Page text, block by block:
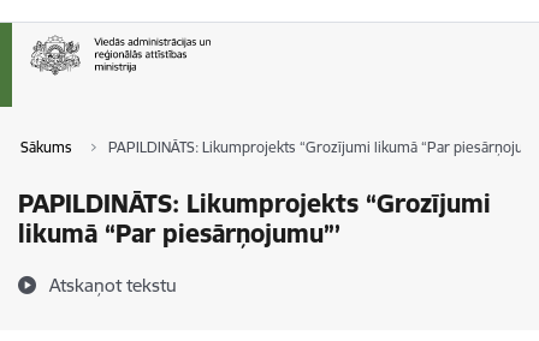
Sākums PAPILDINĀTS: Likumprojekts “Grozījumi likumā “Par
PAPILDINĀTS: Likumprojekts “Grozījumi
likumā “Par piesārņojumu”’
Atskaņot tekstu